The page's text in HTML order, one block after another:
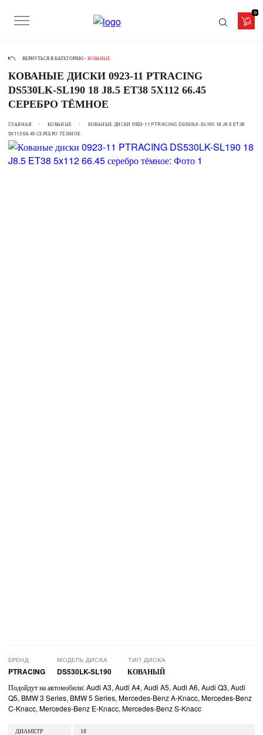
0
ВЕРНУТЬСЯ В КАТЕГОРИЮ - КОВАНЫЕ
КОВАНЫЕ ДИСКИ 0923-11 PTRACING
DS530LK-SL190 18 J8.5 ET38 5X112 66.45
СЕРЕБРО ТЁМНОЕ
ГЛАВНАЯ КОВАНЫЕ
КОВАНЫЕ ДИСКИ 0923-11 PTRACING DS530LK-SL190 18 J8.5 ET38
5X112 66.45 СЕРЕБРО ТЁМНОЕ
БРЕНД
PTRACING
МОДЕЛЬ ДИСКА
DS530LK-SL190
ТИП ДИСКА
КОВАНЫЙ
Подойдут на автомобили: Audi A3, Audi A4, Audi A5, Audi A6, Audi Q3, Audi
Q5, BMW 3 Series, BMW 5 Series, Mercedes-Benz A-Knacc, Mercedes-Benz
C-Knacc, Mercedes-Benz E-Knacc, Mercedes-Benz S-Knacc
ДИАМЕТР 18